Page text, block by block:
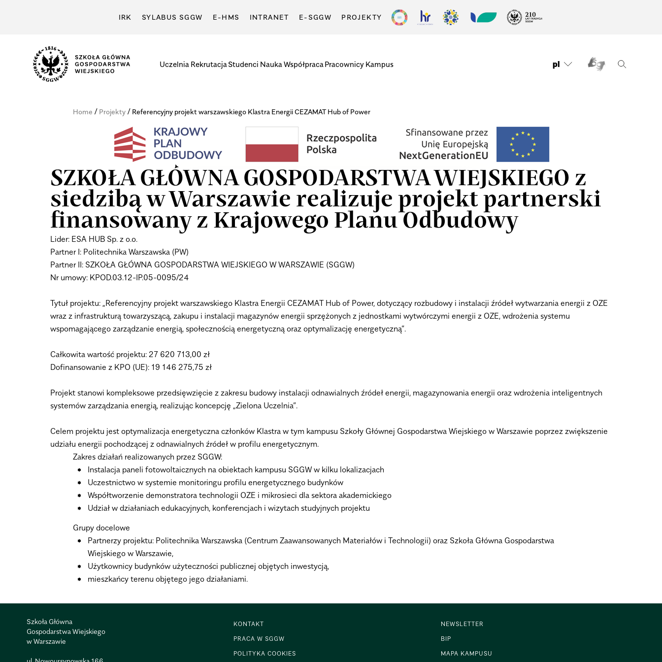
IRK SYLABUS SGGW E-HMS INTRANET E-SGGW PROJEKTY
Uczelnia Rekrutacja Studenci Nauka Współpraca Pracownicy Kampus pl
Home / Projekty/ Referencyjny projekt warszawskiego Klastra Energii CEZAMAT Hub of Power
SZKOŁA GŁÓWNA GOSPODARSTWA WIEJSKIEGO z
siedzibą w Warszawie realizuje projekt partnerski
finansowany z Krajowego Planu Odbudowy
Lider: ESA HUB Sp. z o.o.
Partner I: Politechnika Warszawska (PW)
Partner II: SZKOŁA GŁÓWNA GOSPODARSTWA WIEJSKIEGO W WARSZAWIE (SGGW)
Nr umowy: KPOD.03.12-IP.05-0095/24
Tytuł projektu: „Referencyjny projekt warszawskiego Klastra Energii CEZAMAT Hub of Power, dotyczący rozbudowy i instalacji źródeł wytwarzania energii z OZE
wraz z infrastrukturą towarzyszącą, zakupu i instalacji magazynów energii sprzężonych z jednostkami wytwórczymi energii z OZE, wdrożenia systemu
wspomagającego zarządzanie energią, społecznością energetyczną oraz optymalizację energetyczną”.
Całkowita wartość projektu: 27 620 713,00 zł
Dofinansowanie z KPO (UE): 19 146 275,75 zł
Projekt stanowi kompleksowe przedsięwzięcie z zakresu budowy instalacji odnawialnych źródeł energii, magazynowania energii oraz wdrożenia inteligentnych
systemów zarządzania energią, realizując koncepcję „Zielona Uczelnia”.
Celem projektu jest optymalizacja energetyczna członków Klastra w tym kampusu Szkoły Głównej Gospodarstwa Wiejskiego w Warszawie poprzez zwiększenie
udziału energii pochodzącej z odnawialnych źródeł w profilu energetycznym.
Zakres działań realizowanych przez SGGW:
Instalacja paneli fotowoltaicznych na obiektach kampusu SGGW w kilku lokalizacjach
Uczestnictwo w systemie monitoringu profilu energetycznego budynków
Współtworzenie demonstratora technologii OZE i mikrosieci dla sektora akademickiego
Udział w działaniach edukacyjnych, konferencjach i wizytach studyjnych projektu
Grupy docelowe
Partnerzy projektu: Politechnika Warszawska (Centrum Zaawansowanych Materiałów i Technologii) oraz Szkoła Główna Gospodarstwa
Wiejskiego w Warszawie,
Użytkownicy budynków użyteczności publicznej objętych inwestycją,
mieszkańcy terenu objętego jego działaniami.
Szkoła Główna
Gospodarstwa Wiejskiego
w Warszawie
KONTAKT
PRACA W SGGW
POLITYKA COOKIES
NEWSLETTER
BIP
MAPA KAMPUSU